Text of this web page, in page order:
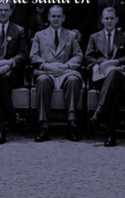
Otras EPS
aparecen son
con el 5,8%,
acumuló una
Coomeva
pesos y para
de más de 248